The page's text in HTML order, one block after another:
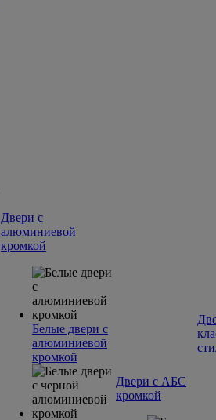
Двери с
алюминиевой
кромкой
Белые двери с
алюминиевой
кромкой
Двери с АБС
кромкой